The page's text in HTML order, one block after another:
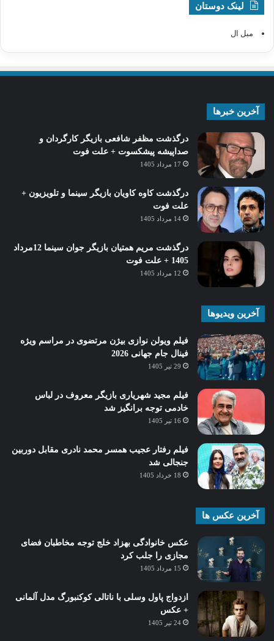
لینک دوستان
مبل ال
آخرین خبرها
درگذشت مظفر شافعی بازیگر کارگردان و
صداپیشه پیشکسوت + علت فوت
17 مرداد 1405
درگذشت کاوه کاویان بازیگر سینما و تلویزیون +
علت فوت
14 مرداد 1405
درگذشت مریم همتیان بازیگر جوان سینما 12مرداد
1405 + علت فوت
12 مرداد 1405
آخرین ویدیوها
فیلم ویولن نوازی بیژن مرتضوی در مراسم ویژه
فینال جام جهانی 2026
29 تیر 1405
فیلم مجید شهریاری بازیگر معروف در لباس
خادمی توجه برانگیز شد
16 تیر 1405
فیلم رفتار عجیب همسر محمد نادری مقابل دوربین
جنجالی شد
18 خرداد 1405
آخرین عکس ها
عکس خانوادگی بهزاد خلج توجه مخاطبان فضای
مجازی را جلب کرد
15 مرداد 1405
ازدواج پاول وسلی با ناتالی کوکنبورگ مدل آلمانی
+ عکس
24 تیر 1405